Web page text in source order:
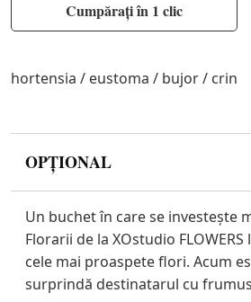
Cumpărați în 1 clic
hortensia / eustoma / bujor / crin
OPȚIONAL
Un buchet în care se investește
Florarii de la XOstudio
cele mai proaspete flori. Acum
surprindă destinatarul cu